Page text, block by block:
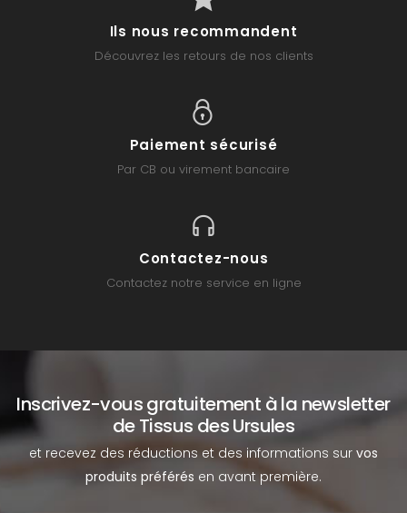
Ils nous recommandent
Découvrez les retours de nos clients
Paiement sécurisé
Par CB ou virement bancaire
Contactez-nous
Contactez notre service en ligne
Inscrivez-vous gratuitement à la newsletter
de Tissus des Ursules
et recevez des réductions et des informations sur vos
produits préférés en avant première.